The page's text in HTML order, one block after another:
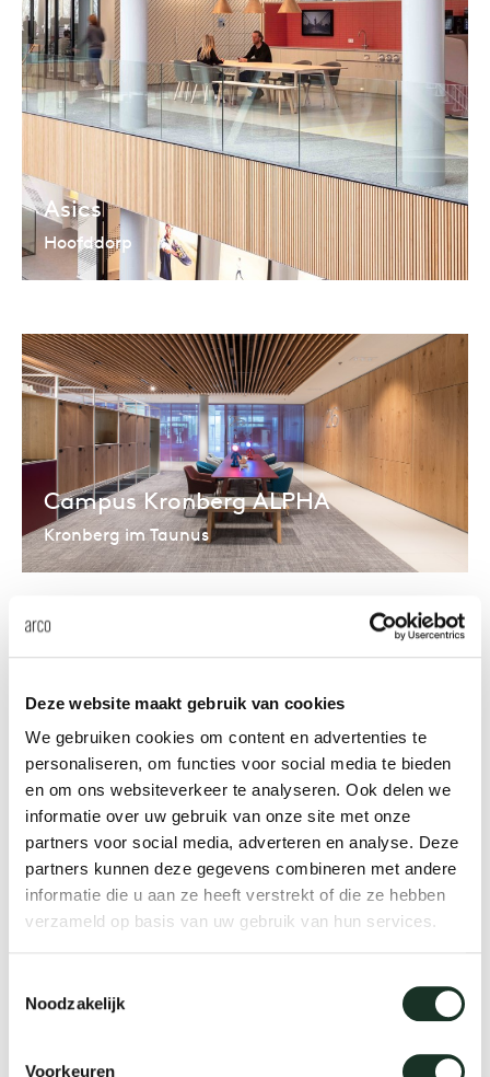
Deze website maakt gebruik van cookies
We gebruiken cookies om content en advertenties te
personaliseren, om functies voor social media te bieden
en om ons websiteverkeer te analyseren. Ook delen we
informatie over uw gebruik van onze site met onze
partners voor social media, adverteren en analyse. Deze
partners kunnen deze gegevens combineren met andere
informatie die u aan ze heeft verstrekt of die ze hebben
verzameld op basis van uw gebruik van hun services.
Noodzakelijk
Voorkeuren
Asics
Hoofddorp
Campus Kronberg ALPHA
Kronberg im Taunus
Stadhuis Amsterdam
Amsterdam